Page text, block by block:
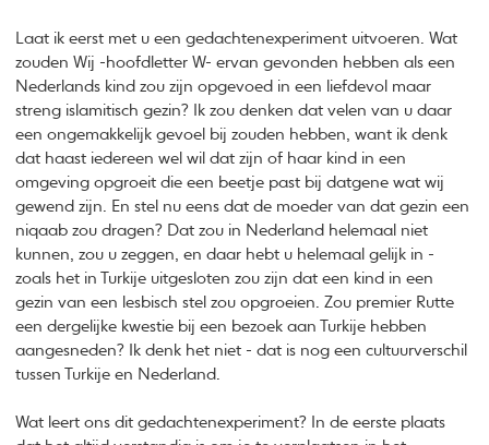
Laat ik eerst met u een gedachtenexperiment uitvoeren. Wat
zouden Wij -hoofdletter W- ervan gevonden hebben als een
Nederlands kind zou zijn opgevoed in een liefdevol maar
streng islamitisch gezin? Ik zou denken dat velen van u daar
een ongemakkelijk gevoel bij zouden hebben, want ik denk
dat haast iedereen wel wil dat zijn of haar kind in een
omgeving opgroeit die een beetje past bij datgene wat wij
gewend zijn. En stel nu eens dat de moeder van dat gezin een
niqaab zou dragen? Dat zou in Nederland helemaal niet
kunnen, zou u zeggen, en daar hebt u helemaal gelijk in -
zoals het in Turkije uitgesloten zou zijn dat een kind in een
gezin van een lesbisch stel zou opgroeien. Zou premier Rutte
een dergelijke kwestie bij een bezoek aan Turkije hebben
aangesneden? Ik denk het niet - dat is nog een cultuurverschil
tussen Turkije en Nederland.
Wat leert ons dit gedachtenexperiment? In de eerste plaats